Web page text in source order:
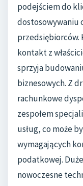
podejściem do
dostosowywaniu
przedsiębiorców.
kontakt z
sprzyja
biznesowych. Z
rachunkowe
zespołem
usług, co może
wymagających
podatkowej.
nowoczesne